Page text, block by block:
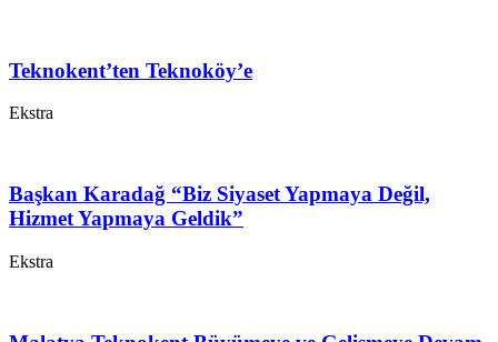
Teknokent’ten Teknoköy’e
Ekstra
Başkan Karadağ “Biz Siyaset Yapmaya Değil,
Hizmet Yapmaya Geldik”
Ekstra